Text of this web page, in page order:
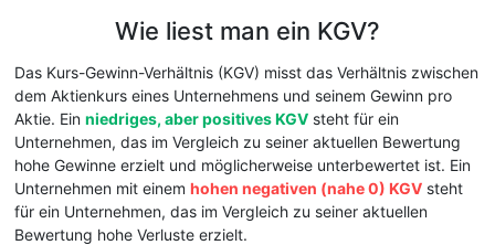
Wie liest man ein KGV?
Das Kurs-Gewinn-Verhältnis (KGV) misst das Verhältnis zwischen
dem Aktienkurs eines Unternehmens und seinem Gewinn pro
Aktie. Ein niedriges, aber positives KGV steht für ein
Unternehmen, das im Vergleich zu seiner aktuellen Bewertung
hohe Gewinne erzielt und möglicherweise unterbewertet ist. Ein
Unternehmen mit einem hohen negativen (nahe 0) KGV steht
für ein Unternehmen, das im Vergleich zu seiner aktuellen
Bewertung hohe Verluste erzielt.